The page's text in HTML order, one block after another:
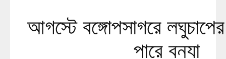
আগস্টে বঙ্গোপসাগরে
পারে বন্যা